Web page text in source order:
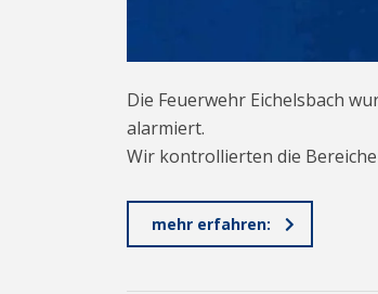
Die Feuerwehr Eichelsbach
alarmiert.
Wir kontrollierten die
mehr erfahren: